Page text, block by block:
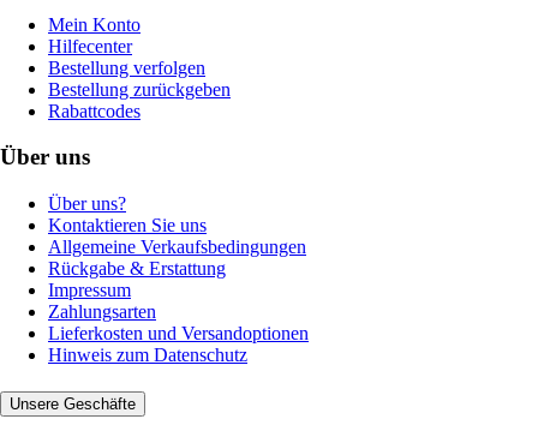
Mein Konto
Hilfecenter
Bestellung verfolgen
Bestellung zurückgeben
Rabattcodes
Über uns
Über uns?
Kontaktieren Sie uns
Allgemeine Verkaufsbedingungen
Rückgabe & Erstattung
Impressum
Zahlungsarten
Lieferkosten und Versandoptionen
Hinweis zum Datenschutz
Unsere Geschäfte